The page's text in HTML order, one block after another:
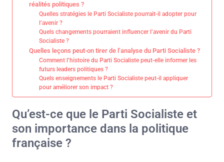
réalités politiques ?
Quelles stratégies le Parti Socialiste pourrait-il adopter pour
l’avenir ?
Quels changements pourraient influencer l’avenir du Parti
Socialiste ?
Quelles leçons peut-on tirer de l’analyse du Parti Socialiste ?
Comment l’histoire du Parti Socialiste peut-elle informer les
futurs leaders politiques ?
Quels enseignements le Parti Socialiste peut-il appliquer
pour améliorer son impact ?
Qu’est-ce que le Parti Socialiste et
son importance dans la politique
française ?